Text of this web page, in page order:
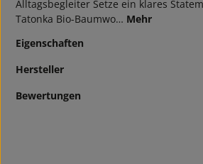
Alltagsbegleiter Setze ein klares
Tatonka Bio-Baumwo… Mehr
Eigenschaften
Hersteller
Bewertungen